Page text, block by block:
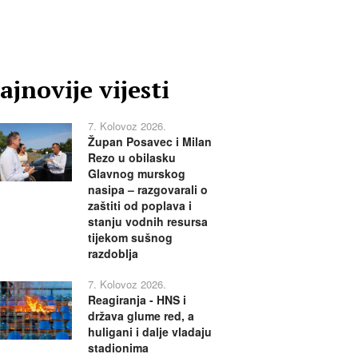
vijesti
7. Kolovoz 2026.
Župan Posavec i Milan
Rezo u obilasku
Glavnog murskog
nasipa – razgovarali o
zaštiti od poplava i
stanju vodnih resursa
tijekom sušnog
razdoblja
7. Kolovoz 2026.
Reagiranja - HNS i
država glume red, a
huligani i dalje vladaju
stadionima